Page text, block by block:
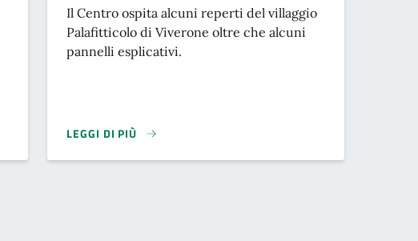
Descrizione breve
Il Centro ospita alcuni reperti del villaggio
Palafitticolo di Viverone oltre che alcuni
pannelli esplicativi.
LEGGI DI PIÙ